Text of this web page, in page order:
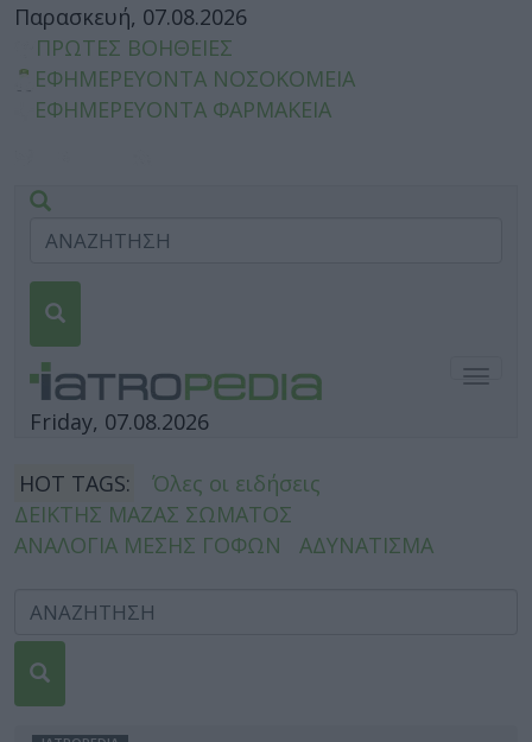
Παρασκευή, 07.08.2026
ΠΡΩΤΕΣ ΒΟΗΘΕΙΕΣ
ΕΦΗΜΕΡΕΥΟΝΤΑ ΝΟΣΟΚΟΜΕΙΑ
ΕΦΗΜΕΡΕΥΟΝΤΑ ΦΑΡΜΑΚΕΙΑ
Friday, 07.08.2026
HOT TAGS:
Όλες οι ειδήσεις
ΔΕΙΚΤΗΣ ΜΑΖΑΣ ΣΩΜΑΤΟΣ
ΑΝΑΛΟΓΙΑ ΜΕΣΗΣ ΓΟΦΩΝ
ΑΔΥΝΑΤΙΣΜΑ